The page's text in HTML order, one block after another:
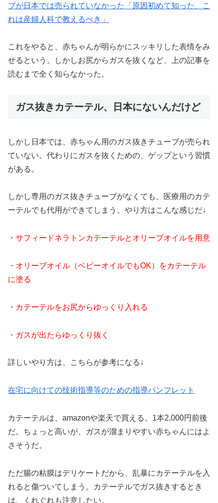
ブが日本では売られていなかった「原因初めて知った、こ
れは産婦人科で教えるべき」
これをやると、赤ちゃんが明らかにスッキリした表情をみ
せるという。しかしお尻からガスを抜くなど、上の記事を
読むまで全く知らなかった。
ガス抜きカテーテル、日本にないんだけど
しかし日本では、赤ちゃん用のガス抜きチューブが売られ
ていない。代わりにガスを抜くための、ゲップという習慣
がある。
しかし専用のガス抜きチューブがなくても、医療用のカテ
ーテルでも代用ができてしまう。やり方はこんな感じだ↓
・サフィードネラトンカテーテルとオリーブオイルを用意
・オリーブオイル（ベビーオイルでもOK）をカテーテル
に塗る
・カテーテルをお尻からゆっくり入れる
・ガスが出たらゆっくり抜く
詳しいやり方は、こちらが参考になる↓
在宅に向けての技術指導等のための指導パンフレット
カテーテルは、amazonや楽天で買える。1本2,000円前後
だ。ちょっと高いが、ガスが溜まりやすい赤ちゃんにはよ
さそうだ。
ただ腸の粘膜はデリケートだから、乱暴にカテーテルを入
れると傷ついてしまう。カテーテルでガス抜きするとき
は、くれぐれも注意したい。